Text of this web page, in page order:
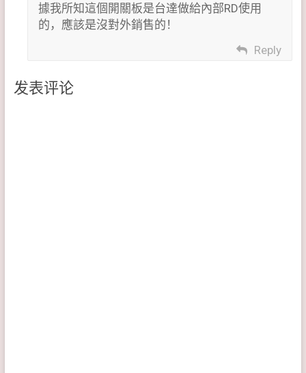
據我所知這個開關板是台達做給內部RD使用
的，應該是沒對外銷售的！
Reply
发表评论